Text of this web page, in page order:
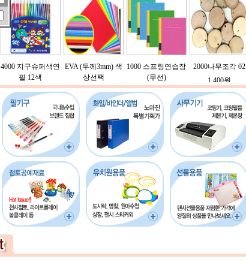
4000 지구슈퍼색연
필 12색
3,200원
EVA (두께3mm) 색
상선택
1,900원
1000 스프링연습장
(무선)
700원
2000나무조각 02
1,400원